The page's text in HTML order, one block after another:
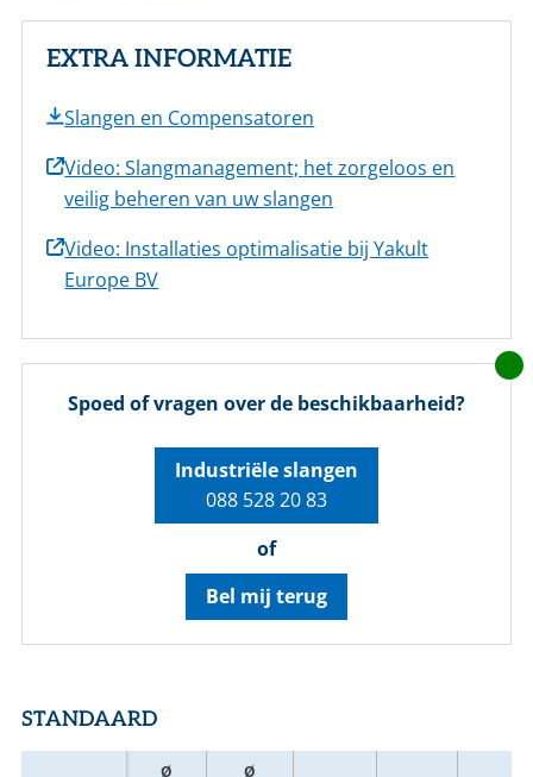
EXTRA INFORMATIE
Slangen en Compensatoren
Video: Slangmanagement; het zorgeloos en
veilig beheren van uw slangen
Video: Installaties optimalisatie bij Yakult
Europe BV
Spoed of vragen over de beschikbaarheid?
Industriële slangen
088 528 20 83
of
Bel mij terug
STANDAARD
Ø
Ø